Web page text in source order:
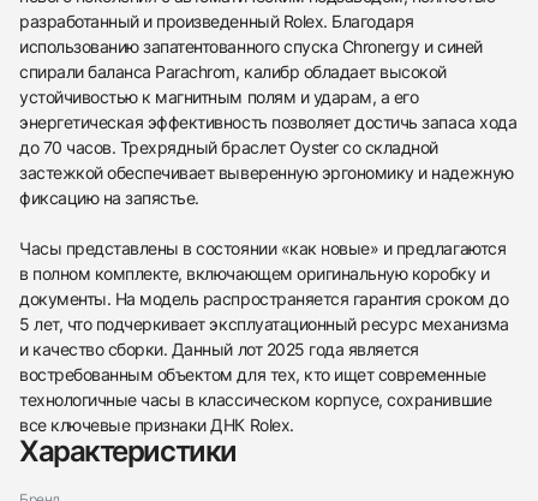
438
285
145
142
205
204
195
150
6
разработанный и произведенный Rolex. Благодаря
использованию запатентованного спуска Chronergy и синей
спирали баланса Parachrom, калибр обладает высокой
устойчивостью к магнитным полям и ударам, а его
энергетическая эффективность позволяет достичь запаса хода
до 70 часов. Трехрядный браслет Oyster со складной
застежкой обеспечивает выверенную эргономику и надежную
фиксацию на запястье.
Часы представлены в состоянии «как новые» и предлагаются
в полном комплекте, включающем оригинальную коробку и
документы. На модель распространяется гарантия сроком до
5 лет, что подчеркивает эксплуатационный ресурс механизма
и качество сборки. Данный лот 2025 года является
востребованным объектом для тех, кто ищет современные
технологичные часы в классическом корпусе, сохранившие
все ключевые признаки ДНК Rolex.
Характеристики
Заказать эти часы
Оставьте ваши контактные данные и мы свяжемся
с вами
Rolex
Oyster Perpetual 36 Stainless Steel Yellow Dial
Трейд-ин часов
Оставьте ваши контактные данные и мы свяжемся
с вами
Rolex
Oyster Perpetual 36 Stainless Steel Yellow Dial
Как новыеКоробка + Документы
$14,650